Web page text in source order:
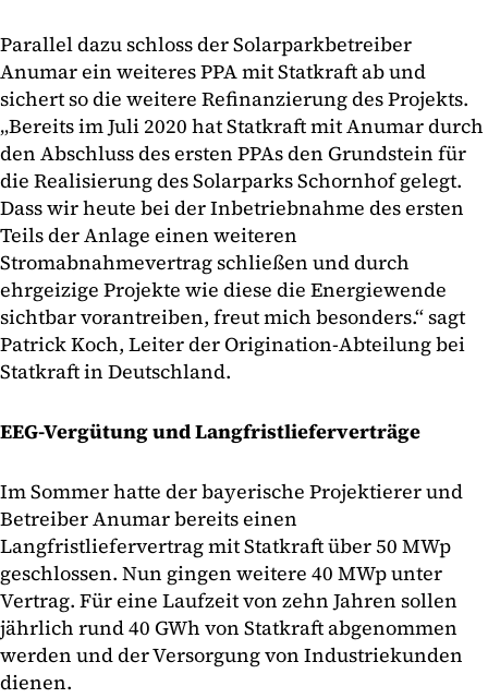
Parallel dazu schloss der Solarparkbetreiber
Anumar ein weiteres PPA mit Statkraft ab und
sichert so die weitere Refinanzierung des Projekts.
„Bereits im Juli 2020 hat Statkraft mit Anumar durch
den Abschluss des ersten PPAs den Grundstein für
die Realisierung des Solarparks Schornhof gelegt.
Dass wir heute bei der Inbetriebnahme des ersten
Teils der Anlage einen weiteren
Stromabnahmevertrag schließen und durch
ehrgeizige Projekte wie diese die Energiewende
sichtbar vorantreiben, freut mich besonders.“ sagt
Patrick Koch, Leiter der Origination-Abteilung bei
Statkraft in Deutschland.
EEG-Vergütung und Langfristlieferverträge
Im Sommer hatte der bayerische Projektierer und
Betreiber Anumar bereits einen
Langfristliefervertrag mit Statkraft über 50 MWp
geschlossen. Nun gingen weitere 40 MWp unter
Vertrag. Für eine Laufzeit von zehn Jahren sollen
jährlich rund 40 GWh von Statkraft abgenommen
werden und der Versorgung von Industriekunden
dienen.